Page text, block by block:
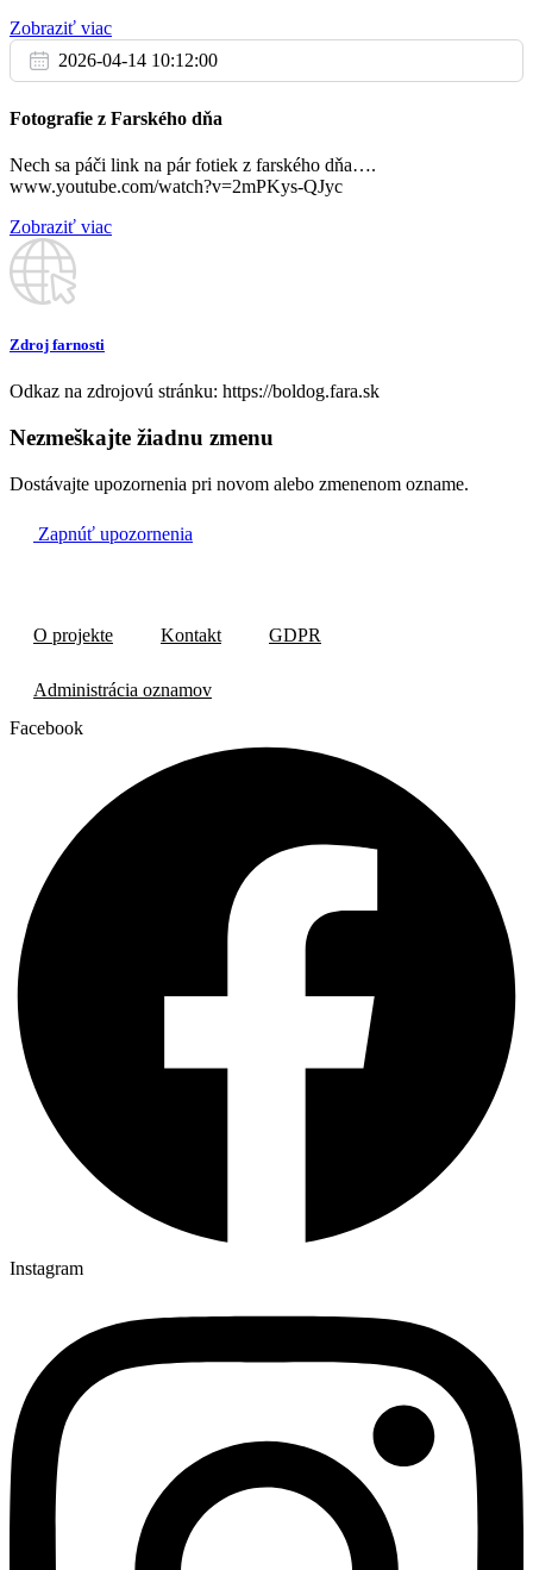
1.9.
08:00
Za zdravie a BP pre Janku a Klárku
Reca (slov.)
09:30
† Horácsek József, neje Ilona és nagyszülők
emlékére
Reca (magy.)
11:00
Zobraziť viac
2026-04-14 10:12:00
Fotografie z Farského dňa
Nech sa páči link na pár fotiek z farského dňa….
www.youtube.com/watch?v=2mPKys-QJyc
Zobraziť viac
Zdroj farnosti
Odkaz na zdrojovú stránku: https://boldog.fara.sk
Nezmeškajte žiadnu zmenu
Dostávajte upozornenia pri novom alebo zmenenom ozname.
Zapnúť upozornenia
O projekte Kontakt GDPR
Administrácia oznamov
Facebook
Instagram